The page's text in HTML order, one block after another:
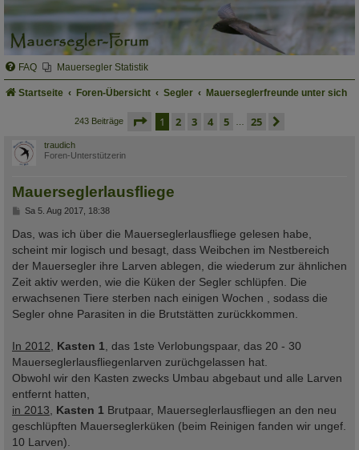
FAQ Mauersegler Statistik
Startseite Foren-Übersicht Segler Mauerseglerfreunde unter sich
243 Beiträge seite 1 von 25
1 2 3 4 5 25
traudich
Foren-Unterstützerin
Mauerseglerlausfliege
B
i
t
r
g
Sa 5. Aug 2017, 18:38
Das, was ich über die Mauerseglerlausfliege gelesen habe,
scheint mir logisch und besagt, dass Weibchen im Nestbereich
der Mauersegler ihre Larven ablegen, die wiederum zur ähnlichen
Zeit aktiv werden, wie die Küken der Segler schlüpfen. Die
erwachsenen Tiere sterben nach einigen Wochen , sodass die
Segler ohne Parasiten in die Brutstätten zurückkommen.
In 2012 Kasten 1 , das 1ste Verlobungspaar, das 20 - 30
Mauerseglerlausfliegenlarven zurüchgelassen hat.
Obwohl wir den Kasten zwecks Umbau abgebaut und alle Larven
entfernt hatten,
in 2013
Kasten 1 Brutpaar, Mauerseglerlausfliegen an den neu
geschlüpften Mauerseglerküken (beim Reinigen fanden wir ungef.
10 Larven).